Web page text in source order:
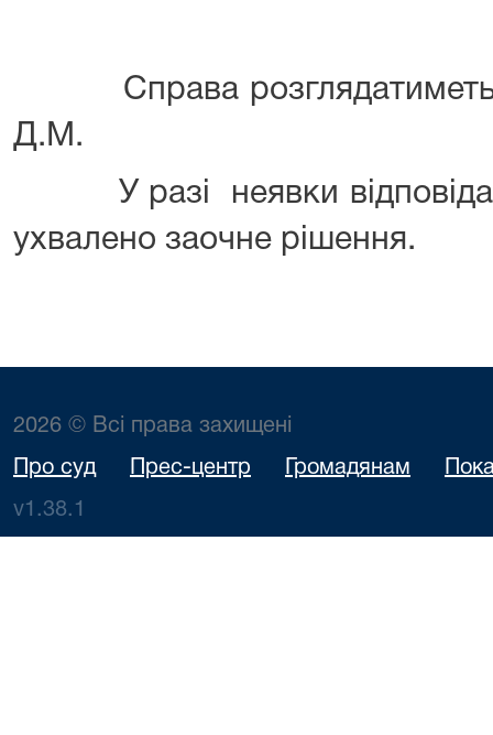
Справа
Д.М.
У разі неявки
ухвалено заочне рішення.
2026 © Всі права захищені
Про суд Прес-центр Громадянам
v1.38.1